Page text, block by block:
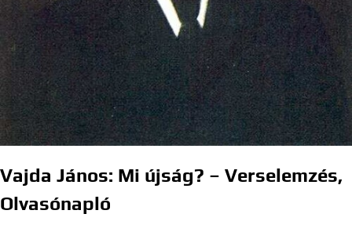
Vajda János: Mi újság? – Verselemzés,
Olvasónapló